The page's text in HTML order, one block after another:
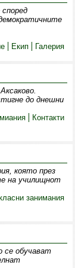
Екип Галерия
до днешни
Контакти
която през
на училищнот
занимания
се обучават